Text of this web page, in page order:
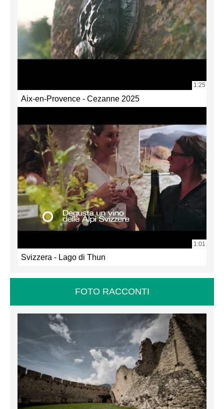
1:25
Aix-en-Provence - Cezanne 2025
1:01
Svizzera - Lago di Thun
FOTO RACCONTI